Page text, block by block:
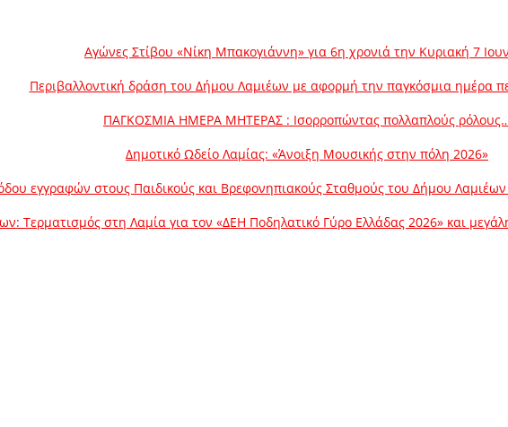
Αγώνες Στίβου «Νίκη Μπακογιάννη» για 6η χρονιά την Κυριακή 7
Περιβαλλοντική δράση του Δήμου Λαμιέων με αφορμή την παγκόσμια ημέρα
ΠΑΓΚΟΣΜΙΑ ΗΜΕΡΑ ΜΗΤΕΡΑΣ : Ισορροπώντας πολλαπλούς
Δημοτικό Ωδείο Λαμίας: «Άνοιξη Μουσικής στην πόλη 2026»
εγγραφών στους Παιδικούς και Βρεφονηπιακούς Σταθμούς του Δήμου Λαμιέων
Τερματισμός στη Λαμία για τον «ΔΕΗ Ποδηλατικό Γύρο Ελλάδας 2026» και